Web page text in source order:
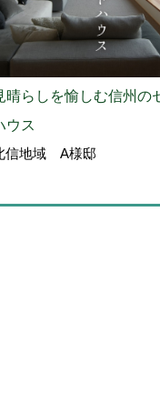
晴らしを愉しむ信州の
ウス
信地域 A様邸